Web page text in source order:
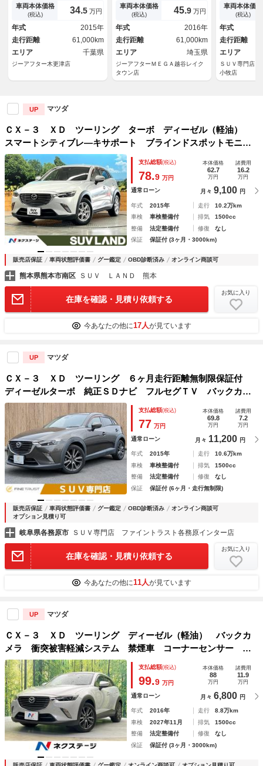
ヒーター クルーズコントロー
ル ＥＴＣ スマートキー 衝
突軽減ブレーキ レーンアシス
ト 雹害車
車両本体価格
(税込) 34.5 万円
年式
2015年
走行距離
61,000km
エリア
千葉県
ジーアフター木更津店
ミホイール ＥＴＣ クルーズ
コントロール ＬＥＤヘッドラ
イト アイドリングストップ
スマートキープッシュスタート
車両本体価格
(税込) 45.9 万円
年式
2016年
走行距離
61,000km
エリア
埼玉県
ジーアフターＭＥＧＡ越谷レイク
タウン店
トロール バ
軽減ブレー
ー 禁煙 フ
ートゥース
ー スマート
車両本体価格
(税込)
年式
走行距離
エリア
ＳＵＶ専門店
小牧店
UP マツダ
ＣＸ－３ ＸＤ ツーリング ターボ ディーゼル（軽油）
スマートシティブレ―キサポート ブラインドスポットモニタ
リング 純正革巻きステアリング クルーズコントロール
ＥＴＣ ＬＥＤヘッド Ｂｌｕｅｔｏｏｔｈ
支払総額(税込)
78.9 万円
本体価格
62.7
万円
諸費用
16.2
万円
通常ローン 月々 9,100 円
年式 2015年 走行
10.2万km
車検
車検整備付 排気
1500cc
整備
法定整備付 修復
なし
保証
保証付 (3ヶ月・3000km)
販売店保証 車両状態評価書 グー鑑定 OBD診断済み オンライン商談可
熊本県熊本市南区 ＳＵＶ ＬＡＮＤ 熊本
在庫を確認・見積り依頼する
お気に入り
今あなたの他に17人が見ています
UP マツダ
ＣＸ－３ ＸＤ ツーリング ６ヶ月走行距離無制限保証付
ディーゼルターボ 純正ＳＤナビ フルセグＴＶ バックカメ
ラ 禁煙車 ＥＴＣ クルーズコントロール 衝突軽減ブレー
キ ＬＥＤヘッドライト スマートキー コーナーセンサー
支払総額(税込)
77 万円
本体価格
69.8
万円
諸費用
7.2
万円
通常ローン 月々 11,200 円
年式 2015年 走行
10.6万km
車検
車検整備付 排気
1500cc
整備
法定整備付 修復
なし
保証
保証付 (6ヶ月・走行無制限)
販売店保証 車両状態評価書 グー鑑定 OBD診断済み
オンライン商談可
オプション見積り可
岐阜県各務原市 ＳＵＶ専門店 ファイントラスト各務原インター店
在庫を確認・見積り依頼する
お気に入り
今あなたの他に11人が見ています
UP マツダ
ＣＸ－３ ＸＤ ツーリング ディーゼル（軽油） バックカ
メラ 衝突被害軽減システム 禁煙車 コーナーセンサー ス
マートキー ＬＥＤヘッド ビルトインＥＴＣ クルコン 純
正１８インチアルミ オートライト オートエアコン
支払総額(税込)
99.9 万円
本体価格
88
万円
諸費用
11.9
万円
通常ローン 月々 6,800 円
年式 2016年 走行
8.8万km
車検
2027年11月 排気
1500cc
整備
法定整備付 修復
なし
保証
保証付 (3ヶ月・3000km)